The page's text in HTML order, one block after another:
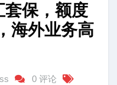
保，额度
海外业务高
0 评论